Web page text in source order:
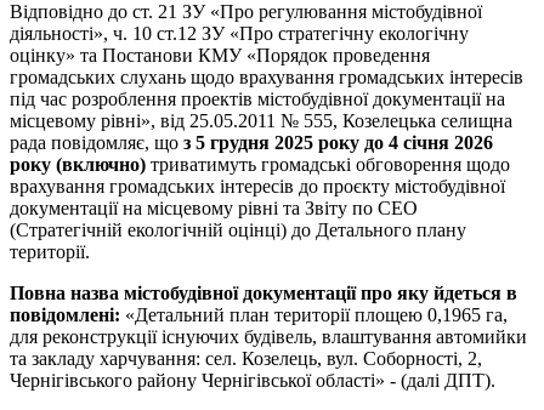
Відповідно до ст. 21 ЗУ «Про регулювання містобудівної
діяльності», ч. 10 ст.12 ЗУ «Про стратегічну екологічну
оцінку» та Постанови КМУ «Порядок проведення
громадських слухань щодо врахування громадських інтересів
під час розроблення проектів містобудівної документації на
місцевому рівні», від 25.05.2011 № 555, Козелецька селищна
рада повідомляє, що з 5 грудня 2025 року до 4 січня 2026
року (включно) триватимуть громадські обговорення щодо
врахування громадських інтересів до проєкту містобудівної
документації на місцевому рівні та Звіту по СЕО
(Стратегічній екологічній оцінці) до Детального плану
території.
Повна назва містобудівної документації про яку йдеться в
повідомлені: «Детальний план території площею 0,1965 га,
для реконструкції існуючих будівель, влаштування автомийки
та закладу харчування: сел. Козелець, вул. Соборності, 2,
Чернігівського району Чернігівської області» - (далі ДПТ).